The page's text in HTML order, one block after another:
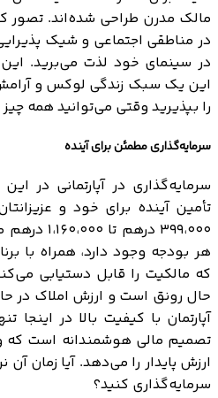
مالک مدرن طراحی شده‌اند. تصور
در مناطقی اجتماعی و شیک
در سینمای خود لذت می‌برید. این
این یک سبک زندگی لوکس و
را بپذیرید وقتی می‌توانید همه
سرمایه‌گذاری مطمئن برای آینده
سرمایه‌گذاری در آپارتمانی در
تأمین آینده برای خود و
۳۹۹،۰۰۰
هر بودجه وجود دارد، همراه با
که مالکیت را قابل دستیابی
حال رونق است و ارزش املاک در
آپارتمان با کیفیت بالا در
تصمیم مالی هوشمندانه است که
ارزش پایدار را می‌دهد. آیا زمان
سرمایه‌گذاری کنید؟